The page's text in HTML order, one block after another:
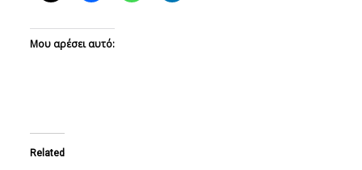
Μου αρέσει αυτό:
Related